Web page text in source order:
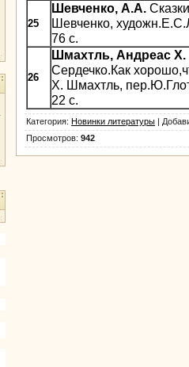
25
Шевченко, А.А.
Шевченко,
76 с.
26
Шмахтль, Андреас Х.
Сердечко.Как
Х. Шмахтль,
22 с.
Категория: Новинки литературы
Просмотров: 942